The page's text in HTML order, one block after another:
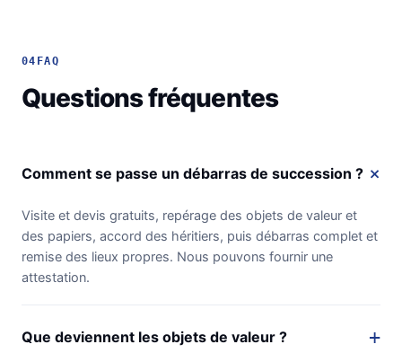
04 FAQ
Questions fréquentes
Comment se passe un débarras de succession ?
Visite et devis gratuits, repérage des objets de valeur et
des papiers, accord des héritiers, puis débarras complet et
remise des lieux propres. Nous pouvons fournir une
attestation.
Que deviennent les objets de valeur ?